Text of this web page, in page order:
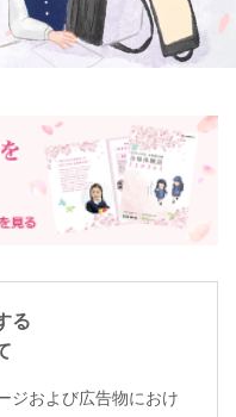
る
ジおよび広告物におけ